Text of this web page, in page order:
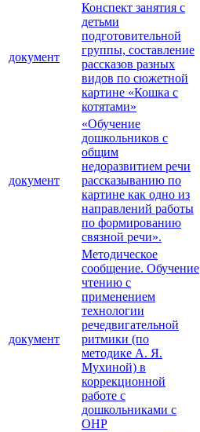
документ
Конспект занятия с
детьми
подготовительной
группы, составление
рассказов разных
видов по сюжетной
картине «Кошка с
котятами»
документ
«Обучение
дошкольников с
общим
недоразвитием речи
рассказыванию по
картине как одно из
направлений работы
по формированию
связной речи».
документ
Методическое
сообщение. Обучение
чтению с
применением
технологии
речедвигательной
ритмики (по
методике А. Я.
Мухиной) в
коррекционной
работе с
дошкольниками с
ОНР